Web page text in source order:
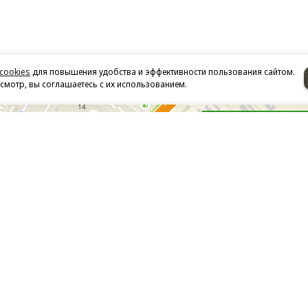
cookies для повышения удобства и эффективности пользования сайтом.
вы соглашаетесь с их использованием.